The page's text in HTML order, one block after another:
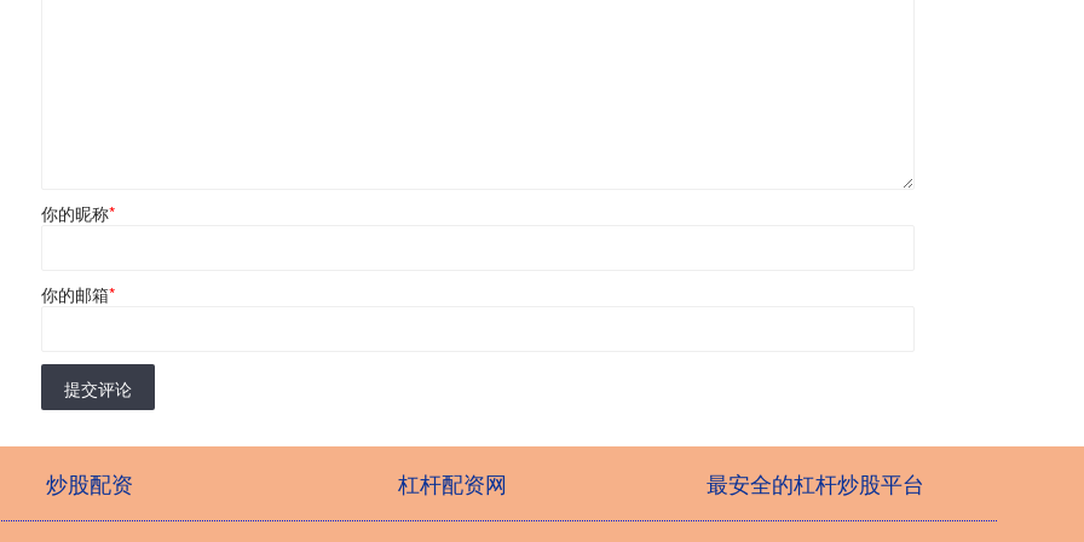
你的昵称*
你的邮箱*
提交评论
炒股配资 杠杆配资网 最安全的杠杆炒股平台